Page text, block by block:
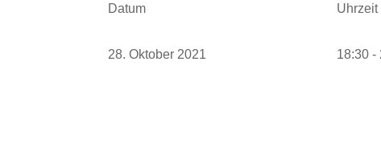
Datum
28. Oktober 2021
Uhrzeit
18:30 -